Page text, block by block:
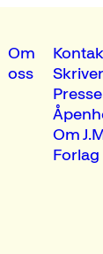
Om
oss
Presse
Om
Forlag